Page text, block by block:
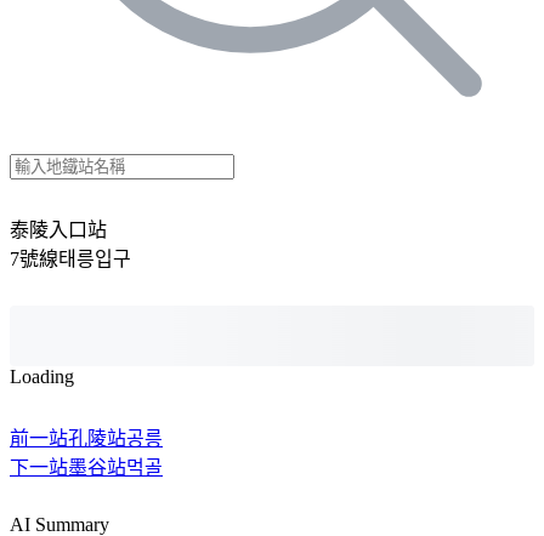
泰陵入口站
7號線태릉입구
Loading
前一站孔陵站공릉
下一站墨谷站먹골
AI Summary